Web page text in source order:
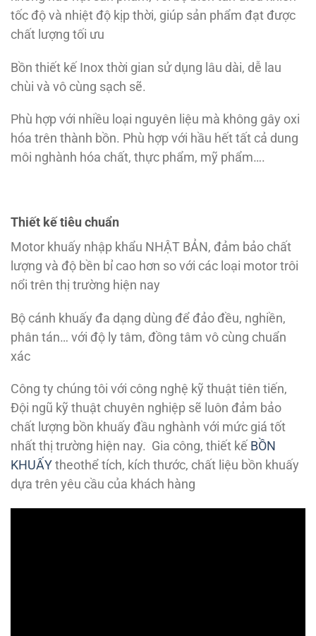
tốc độ và nhiệt độ kịp thời, giúp sản phẩm đạt được
chất lượng tối ưu
Bồn thiết kế Inox thời gian sử dụng lâu dài, dễ lau
chùi và vô cùng sạch sẽ.
Phù hợp với nhiều loại nguyên liệu mà không gây oxi
hóa trên thành bồn. Phù hợp với hầu hết tất cả dung
môi nghành hóa chất, thực phẩm, mỹ phẩm….
Thiết kế tiêu chuẩn
Motor khuấy nhập khẩu NHẬT BẢN, đảm bảo chất
lượng và độ bền bỉ cao hơn so với các loại motor trôi
nổi trên thị trường hiện nay
Bộ cánh khuấy đa dạng dùng để đảo đều, nghiền,
phân tán… với độ ly tâm, đồng tâm vô cùng chuẩn
xác
Công ty chúng tôi với công nghệ kỹ thuật tiên tiến,
Đội ngũ kỹ thuật chuyên nghiệp sẽ luôn đảm bảo
chất lượng bồn khuấy đầu nghành với mức giá tốt
nhất thị trường hiện nay. Gia công, thiết kế BỒN
KHUẤYtheothể tích, kích thước, chất liệu bồn khuấy
dựa trên yêu cầu của khách hàng